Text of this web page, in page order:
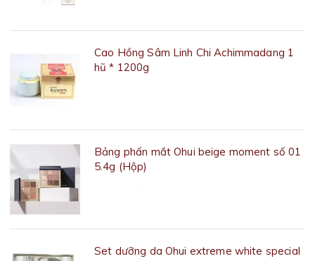
Cao Hồng Sâm Linh Chi Achimmadang 1
hũ * 1200g
Bảng phấn mắt Ohui beige moment số 01
5.4g (Hộp)
Set dưỡng da Ohui extreme white special